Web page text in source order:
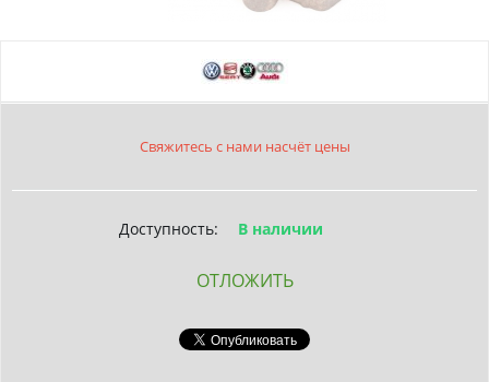
Свяжитесь с нами насчёт цены
Доступность: В наличии
ОТЛОЖИТЬ